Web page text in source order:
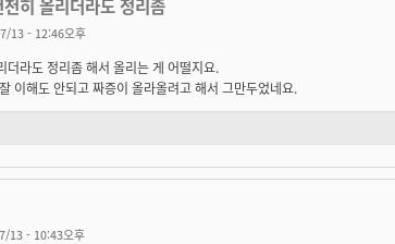
히 올리더라도 정리좀
13 - 12:46오후
더라도 정리좀 해서 올리는 게 어떨지요.
이해도 안되고 짜증이 올라올려고 해서 그만두었네요.
13 - 10:43오후